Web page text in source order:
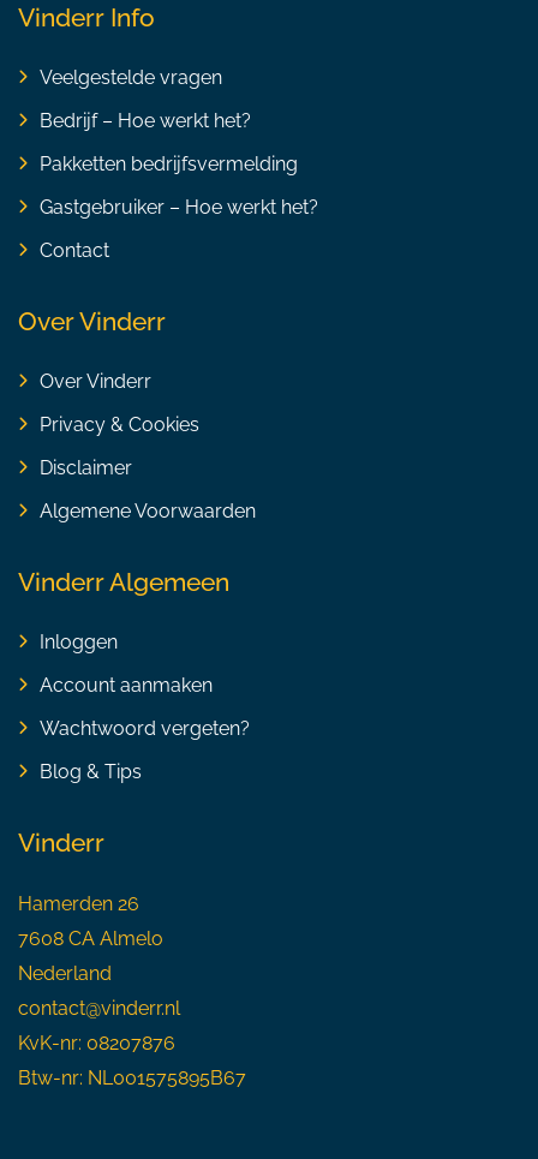
Vinderr Info
Veelgestelde vragen
Bedrijf – Hoe werkt het?
Pakketten bedrijfsvermelding
Gastgebruiker – Hoe werkt het?
Contact
Over Vinderr
Over Vinderr
Privacy & Cookies
Disclaimer
Algemene Voorwaarden
Vinderr Algemeen
Inloggen
Account aanmaken
Wachtwoord vergeten?
Blog & Tips
Vinderr
Hamerden 26
7608 CA Almelo
Nederland
contact@vinderr.nl
KvK-nr: 08207876
Btw-nr: NL001575895B67